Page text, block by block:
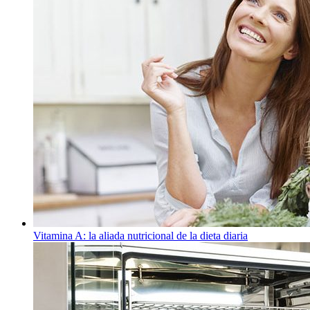
Vitamina A: la aliada nutricional de la dieta diaria